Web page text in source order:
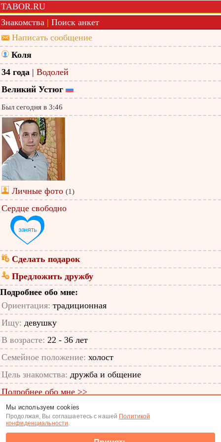
TABOR.RU
Знакомства | Поиск анкет
Написать сообщение
Коля
34 года | Водолей
Великий Устюг
Был сегодня в 3:46
Личные фото (1)
Сердце свободно
Сделать подарок
Предложить дружбу
Подробнее обо мне:
Ориентация: традиционная
Ищу: девушку
В возрасте: 22 - 36 лет
Семейное положение: холост
Цель знакомства: дружба и общение
Подробнее обо мне >>
ID анкеты: 57635205
Знакомства|Поиск анкет
Мы используем cookies
Продолжая, Вы соглашаетесь с нашей Политикой
конфиденциальности.